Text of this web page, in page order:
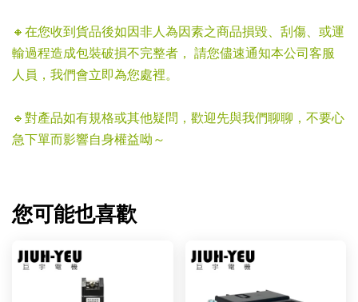
🔸在您收到貨品後如因非人為因素之商品損毀、刮傷、或運
輸過程造成包裝破損不完整者， 請您儘速通知本公司客服
人員，我們會立即為您處裡。
🔹對產品如有規格或其他疑問，歡迎先與我們聊聊，不要心
急下單而影響自身權益呦～
您可能也喜歡